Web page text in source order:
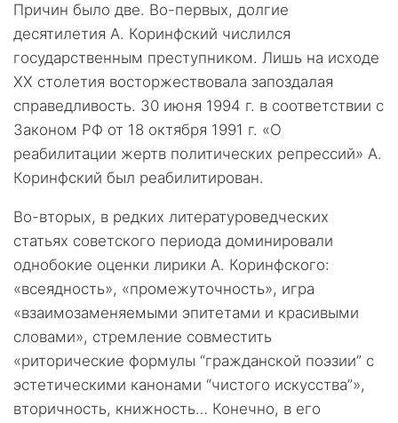
Причин было две. Во-первых, долгие
десятилетия А. Коринфский числился
государственным преступником. Лишь на исходе
XX столетия восторжествовала запоздалая
справедливость. 30 июня 1994 г. в соответствии с
Законом РФ от 18 октября 1991 г. «О
реабилитации жертв политических репрессий» А.
Коринфский был реабилитирован.
Во-вторых, в редких литературоведческих
статьях советского периода доминировали
однобокие оценки лирики А. Коринфского:
«всеядность», «промежуточность», игра
«взаимозаменяемыми эпитетами и красивыми
словами», стремление совместить
«риторические формулы “гражданской поэзии” с
эстетическими канонами “чистого искусства”»,
вторичность, книжность… Конечно, в его